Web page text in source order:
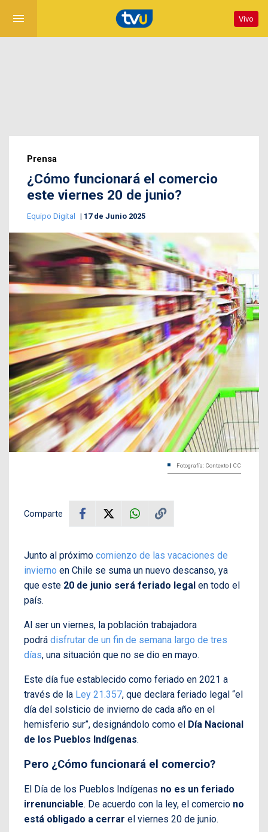
menu Vivo
Prensa
¿Cómo funcionará el comercio
este viernes 20 de junio?
Equipo Digital 17 de Junio 2025
Fotografía: Contexto | CC
Comparte
Junto al próximo comienzo de las vacaciones de
invierno en Chile se suma un nuevo descanso, ya
que este 20 de junio será feriado legal en todo el
país.
Al ser un viernes, la población trabajadora
podrá disfrutar de un fin de semana largo de tres
días, una situación que no se dio en mayo.
Este día fue establecido como feriado en 2021 a
través de la Ley 21.357, que declara feriado legal “el
día del solsticio de invierno de cada año en el
hemisferio sur”, designándolo como el Día Nacional
de los Pueblos Indígenas.
Pero ¿Cómo funcionará el comercio?
El Día de los Pueblos Indígenas no es un feriado
irrenunciable. De acuerdo con la ley, el comercio no
está obligado a cerrar el viernes 20 de junio.